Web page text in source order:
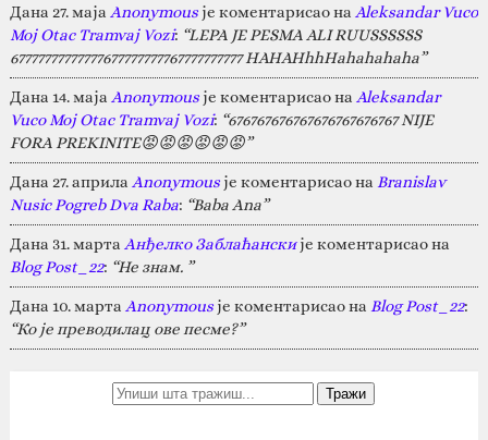
Дана 27. маја Anonymousје коментарисао на Aleksandar Vuco
Moj Otac Tramvaj Vozi: “LEPA JE PESMA ALI RUUSSSSSS
67777777777777677777777767777777777 HAHAHhhHahahahaha”
Дана 14. маја Anonymousје коментарисао на Aleksandar
Vuco Moj Otac Tramvaj Vozi: “676767676767676767676767 NIJE
FORA PREKINITE😡😡😡😡😡😡”
Дана 27. априла Anonymousје коментарисао на Branislav
Nusic Pogreb Dva Raba: “Baba Ana”
Дана 31. марта Анђелко Заблаћанскије коментарисао на
Blog Post_22: “Не знам. ”
Дана 10. марта Anonymousје коментарисао на Blog Post_22:
“Ко је преводилац ове песме?”